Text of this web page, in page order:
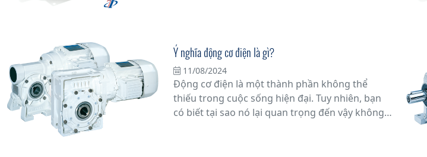
Ý nghĩa động cơ điện là gì?
11/08/2024
Động cơ điện là một thành phần không thể
thiếu trong cuộc sống hiện đại. Tuy nhiên, bạn
có biết tại sao nó lại quan trọng đến vậy không?